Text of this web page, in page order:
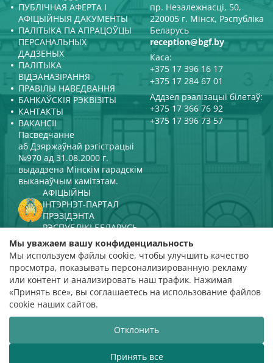
ПУБЛІЧНАЯ АФЕРТА І
АФІЦЫЙНЫЯ ДАКУМЕНТЫ
ПАЛІТЫКА ПА АПРАЦОЎЦЫ
ПЕРСАНАЛЬНЫХ
ДАДЗЕНЫХ
ПАЛІТЫКА
ВІДЭАНАЗІРАННЯ
ПРАВІЛЫ НАВЕДВАННЯ
БАНКАЎСКІЯ РЭКВІЗІТЫ
КАНТАКТЫ
ВАКАНСІІ
пр. Незалежнасці, 50,
220005 г. Мінск, Рэспубліка
Беларусь
reception@bgf.by
Каса:
+375 17 396 16 17
+375 17 284 67 01
Аддзел рэалізацыі білетаў:
+375 17 366 76 92
+375 17 396 73 57
Пасведчанне
аб Дзяржаўнай рэгістрацыі
№970 ад 31.08.2000 г.
выдадзена Мінскім гарадскім
выканаўчым камітэтам.
АФІЦЫЙНЫ
ІНТЭРНЭТ-ПАРТАЛ
ПРЭЗІДЭНТА
РЭСПУБЛІКІ БЕЛАРУСЬ
МІНІСТЭРСТВА КУЛЬТУРЫ
РЭСПУБЛІКІ БЕЛАРУСЬ
ПАРТАЛ
РЭЙТЫНГАВАЙ АЦЭНКІ
адзнака 4,9
на падставе 112 водгукаў
Распрацоўка сайтаВТОП3
Мы уважаем вашу конфиденциальность
Мы используем файлы cookie, чтобы улучшить качество
просмотра, показывать персонализированную рекламу
или контент и анализировать наш трафик. Нажимая
«Принять все», вы соглашаетесь на использование файлов
cookie наших сайтов.
Отклонить
Принять все